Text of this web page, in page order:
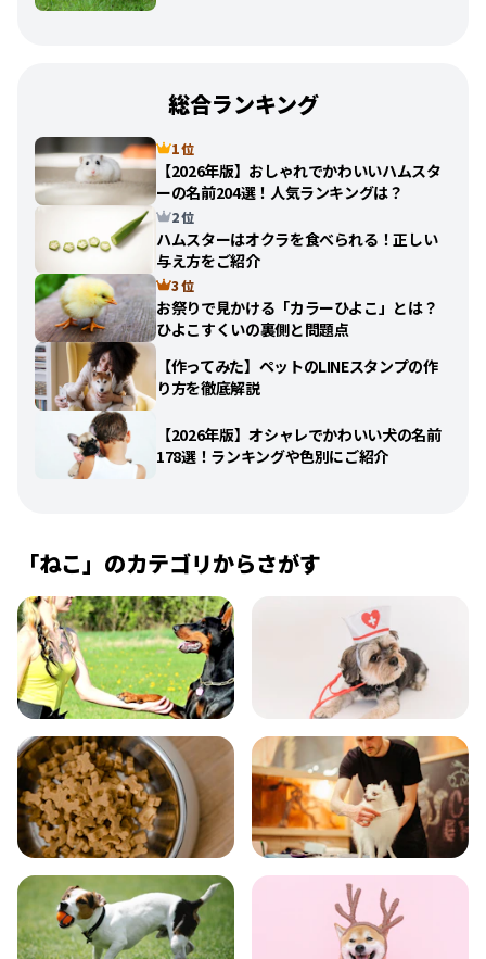
総合ランキング
1 位
【2026年版】おしゃれでかわいいハムスタ
ーの名前204選！人気ランキングは？
2 位
ハムスターはオクラを食べられる！正しい
与え方をご紹介
3 位
お祭りで見かける「カラーひよこ」とは？
ひよこすくいの裏側と問題点
【作ってみた】ペットのLINEスタンプの作
り方を徹底解説
【2026年版】オシャレでかわいい犬の名前
178選！ランキングや色別にご紹介
「ねこ」のカテゴリからさがす
飼い方 健康
食事 お手入れ